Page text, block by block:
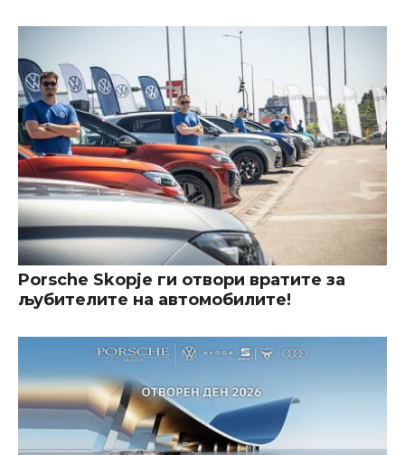
Porsche Skopje ги отвори вратите за
љубителите на автомобилите!